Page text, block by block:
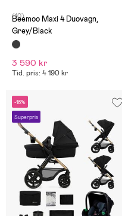
(10)
Beemoo Maxi 4 Duovagn,
Grey/Black
3 590 kr
Tid. pris: 4 190 kr
-16%
Superpris